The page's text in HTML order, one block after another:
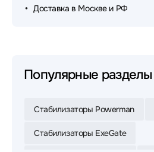
Доставка в Москве и РФ
Популярные разделы
Стабилизаторы Powerman
Стабилизаторы ExeGate